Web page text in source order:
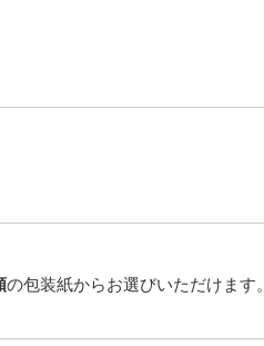
の包装紙からお選びいただけます。